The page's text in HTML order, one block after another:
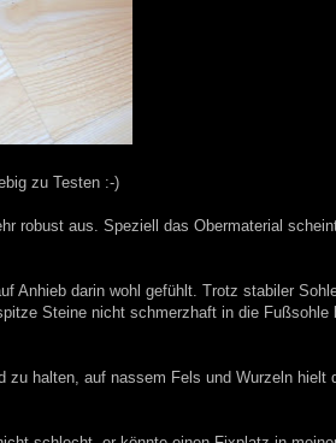
zu Testen :-)
robust aus. Speziell das Obermaterial
Anhieb darin wohl gefühlt. Trotz stabiler
Steine nicht schmerzhaft in die Fußsohle
zu halten, auf nassem Fels und Wurzeln hielt